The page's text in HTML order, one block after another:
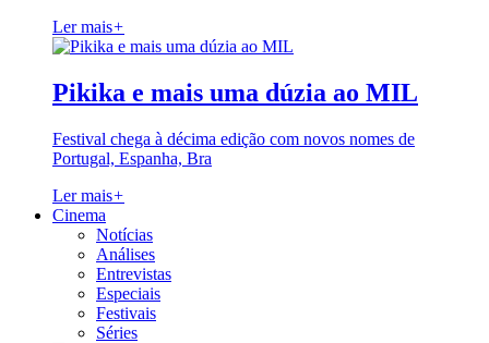
Ler mais+
Pikika e mais uma dúzia ao MIL
Festival chega à décima edição com novos nomes de
Portugal, Espanha, Bra
Ler mais+
Cinema
Notícias
Análises
Entrevistas
Especiais
Festivais
Séries